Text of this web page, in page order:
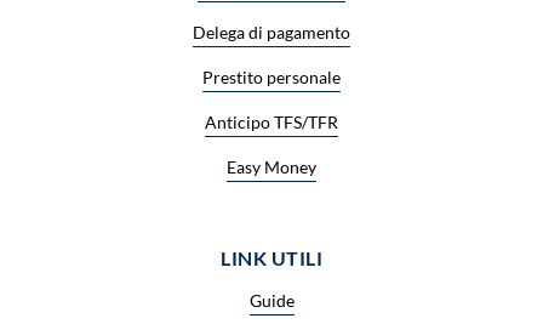
Delega di pagamento
Prestito personale
Anticipo TFS/TFR
Easy Money
LINK UTILI
Guide